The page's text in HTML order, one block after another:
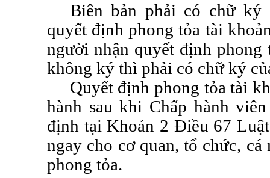
Biên bản phải có chữ ký
quyết định phong tỏa tài
người nhận quyết định
không ký thì phải có chữ ký
Quyết định phong tỏa tài
hành sau khi Chấp hành
định tạiKhoản 2 Điều 67
ngay cho cơ quan, tổ chức,
phong tỏa.